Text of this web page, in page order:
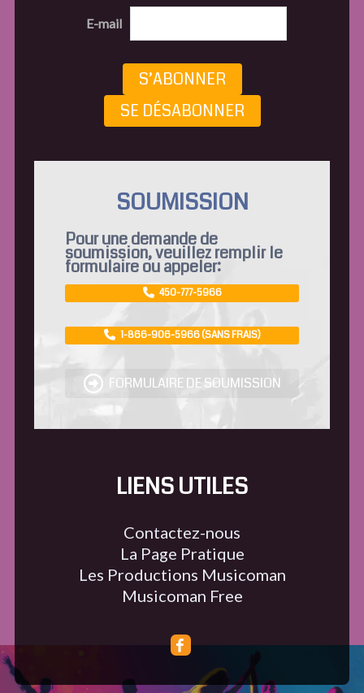
E-mail
S’ABONNER
SE DÉSABONNER
SOUMISSION
Pour une demande de
soumission, veuillez remplir le
formulaire ou appeler:
450-777-5966
1-866-906-5966 (SANS FRAIS)
FORMULAIRE DE SOUMISSION
LIENS UTILES
Contactez-nous
La Page Pratique
Les Productions Musicoman
Musicoman Free